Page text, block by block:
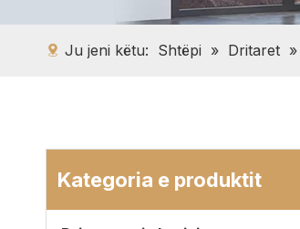
Ju jeni këtu: Shtëpi » Dritaret »
Kategoria e produktit